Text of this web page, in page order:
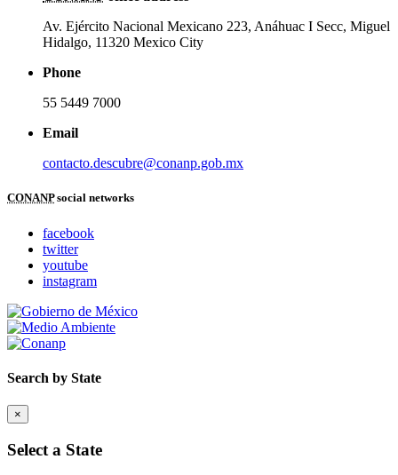
Av. Ejército Nacional Mexicano 223, Anáhuac I Secc, Miguel
Hidalgo, 11320 Mexico City
Phone
55 5449 7000
Email
contacto.descubre@conanp.gob.mx
CONANPsocial networks
facebook
twitter
youtube
instagram
Search by State
×
Select a State